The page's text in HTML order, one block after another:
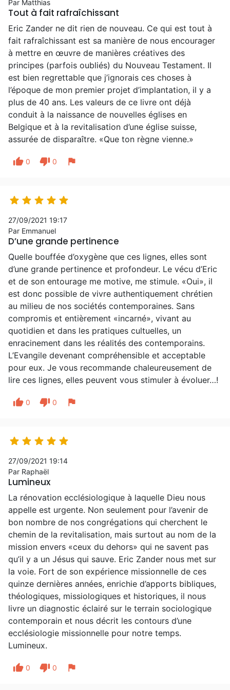
Par Matthias
Tout à fait rafraîchissant
Eric Zander ne dit rien de nouveau. Ce qui est tout à
fait rafraîchissant est sa manière de nous encourager
à mettre en œuvre de manières créatives des
principes (parfois oubliés) du Nouveau Testament. Il
est bien regrettable que j’ignorais ces choses à
l’époque de mon premier projet d’implantation, il y a
plus de 40 ans. Les valeurs de ce livre ont déjà
conduit à la naissance de nouvelles églises en
Belgique et à la revitalisation d’une église suisse,
assurée de disparaître. «Que ton règne vienne.»
thumb_up 0 thumb_down 0 flag
    
27/09/2021 19:17
Par Emmanuel
D’une grande pertinence
Quelle bouffée d’oxygène que ces lignes, elles sont
d’une grande pertinence et profondeur. Le vécu d’Eric
et de son entourage me motive, me stimule. «Oui», il
est donc possible de vivre authentiquement chrétien
au milieu de nos sociétés contemporaines. Sans
compromis et entièrement «incarné», vivant au
quotidien et dans les pratiques cultuelles, un
enracinement dans les réalités des contemporains.
L’Evangile devenant compréhensible et acceptable
pour eux. Je vous recommande chaleureusement de
lire ces lignes, elles peuvent vous stimuler à évoluer…!
thumb_up 0 thumb_down 0 flag
    
27/09/2021 19:14
Par Raphaël
Lumineux
La rénovation ecclésiologique à laquelle Dieu nous
appelle est urgente. Non seulement pour l’avenir de
bon nombre de nos congrégations qui cherchent le
chemin de la revitalisation, mais surtout au nom de la
mission envers «ceux du dehors» qui ne savent pas
qu’il y a un Jésus qui sauve. Eric Zander nous met sur
la voie. Fort de son expérience missionnelle de ces
quinze dernières années, enrichie d’apports bibliques,
théologiques, missiologiques et historiques, il nous
livre un diagnostic éclairé sur le terrain sociologique
contemporain et nous décrit les contours d’une
ecclésiologie missionnelle pour notre temps.
Lumineux.
thumb_up 0 thumb_down 0 flag